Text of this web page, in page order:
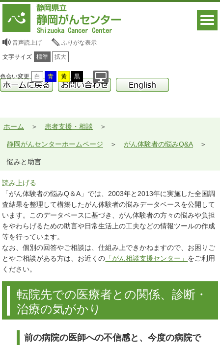
音声読上げ ふりがな表示
文字サイズ 標準 拡大
色合い変更 白 青 黄 黒
ホーム 患者支援・相談
静岡がんセンターホームページ がん体験者の悩みQ&A
悩みと助言
読み上げる
「がん体験者の悩みQ＆A」では、2003年と2013年に実施した全国調
査結果を整理して構築したがん体験者の悩みデータベースを公開して
います。このデータベースに基づき、がん体験者の方々の悩みや負担
をやわらげるための助言や日常生活上の工夫などの情報ツールの作成
等を行っています。
なお、個別の回答やご相談は、仕組み上できかねますので、お困りご
とやご相談がある方は、お近くの 「がん相談支援センター」 をご利用
ください。
転院先での医療者との関係、診断・
治療の気がかり
前の病院の医師への不信感と、今度の病院で